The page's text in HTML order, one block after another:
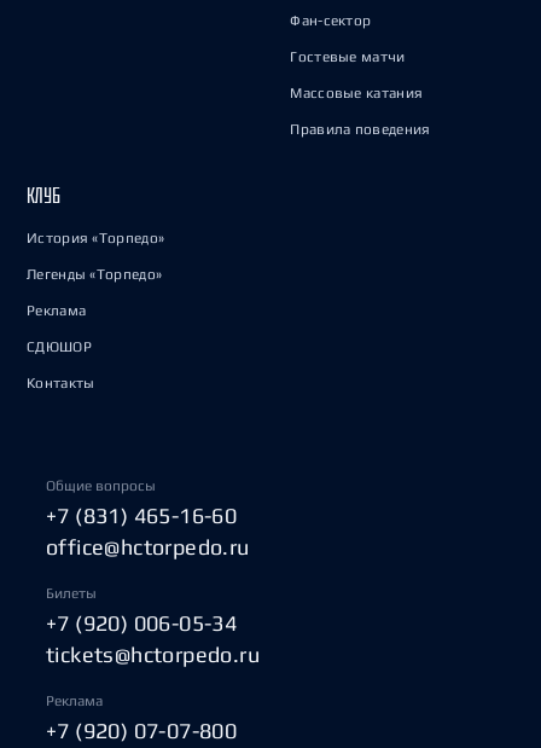
Фан-сектор
Гостевые матчи
Массовые катания
Правила поведения
КЛУБ
История «Торпедо»
Легенды «Торпедо»
Реклама
СДЮШОР
Контакты
Общие вопросы
+7 (831) 465-16-60
office@hctorpedo.ru
Билеты
+7 (920) 006-05-34
tickets@hctorpedo.ru
Реклама
+7 (920) 07-07-800